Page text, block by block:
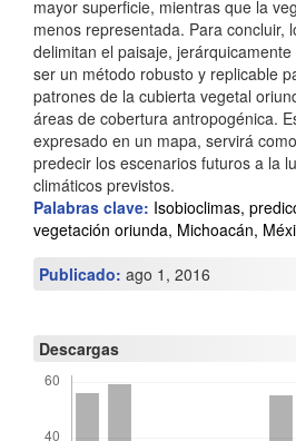
a
l
d
e
l
a
t
c
u
mayor superficie, mientras que la
menos representada. Para concluir,
delimitan el paisaje,
ser un método robusto y replicable
patrones de la cubierta vegetal
áreas de cobertura antropogénica.
expresado en un mapa, servirá
predecir los escenarios futuros a la
climáticos previstos.
Palabras clave: Isobioclimas,
vegetación oriunda, Michoacán,
Publicado: ago 1, 2016
Descargas